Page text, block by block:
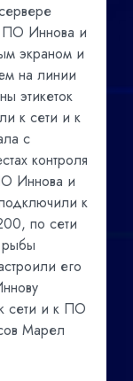
ПО Иннова и
экраном и
на линии
этикеток
к сети и к
с
контроля
Иннова и
к
по сети
рыбы
его
сети и к ПО
Марел